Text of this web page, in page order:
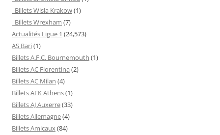
Billets Wisla Krakow(1)
Billets Wrexham (7)
Actualités Ligue 1 (24,573)
AS Bari(1)
Billets A.F.C. Bournemouth (1)
Billets AC Fiorentina (2)
Billets AC Milan (4)
Billets AEK Athens(1)
Billets AJ Auxerre(33)
Billets Allemagne(4)
Billets Amicaux(84)